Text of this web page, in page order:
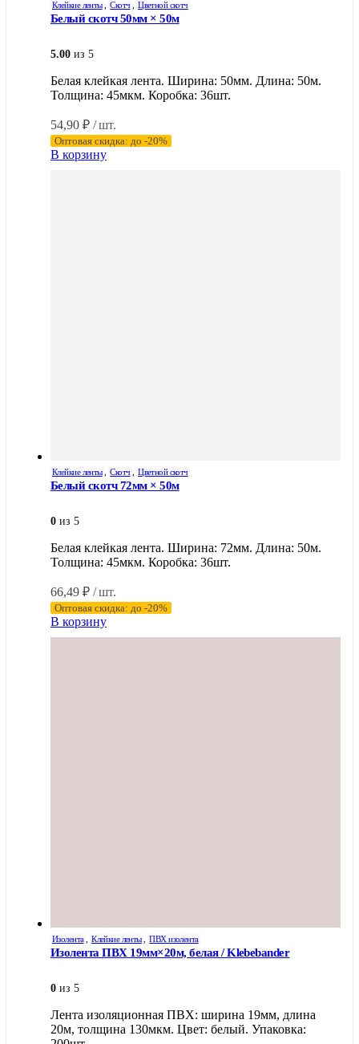
Клейкие ленты, Скотч , Цветной скотч
Белый скотч 50мм × 50м
5.00 из 5
Белая клейкая лента. Ширина: 50мм. Длина: 50м.
Толщина: 45мкм. Коробка: 36шт.
54,90 ₽ / шт.
Оптовая скидка: до -20%
В корзину
Клейкие ленты, Скотч , Цветной скотч
Белый скотч 72мм × 50м
0 из 5
Белая клейкая лента. Ширина: 72мм. Длина: 50м.
Толщина: 45мкм. Коробка: 36шт.
66,49 ₽ / шт.
Оптовая скидка: до -20%
В корзину
Изолента , Клейкие ленты, ПВХ изолента
Изолента ПВХ 19мм×20м, белая / Klebebander
0 из 5
Лента изоляционная ПВХ: ширина 19мм, длина
20м, толщина 130мкм. Цвет: белый. Упаковка: